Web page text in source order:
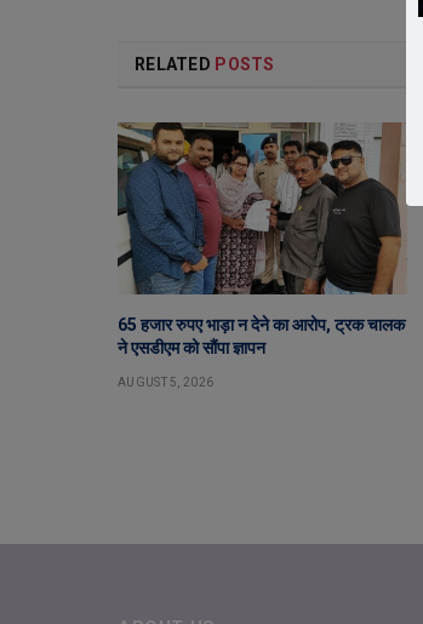
RELATED POSTS
65 हजार रुपए भाड़ा न देने का आरोप, ट्रक चालक
ने एसडीएम को सौंपा ज्ञापन
AUGUST 5, 2026